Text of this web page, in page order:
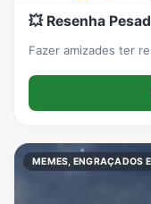
💥 Resenha
Fazer amizades ter
MEMES, ENGRAÇADOS